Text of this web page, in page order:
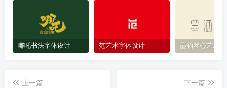
哪吒书法字体设计 范艺术字体设计 墨洒琴心艺术
上一篇
下一篇